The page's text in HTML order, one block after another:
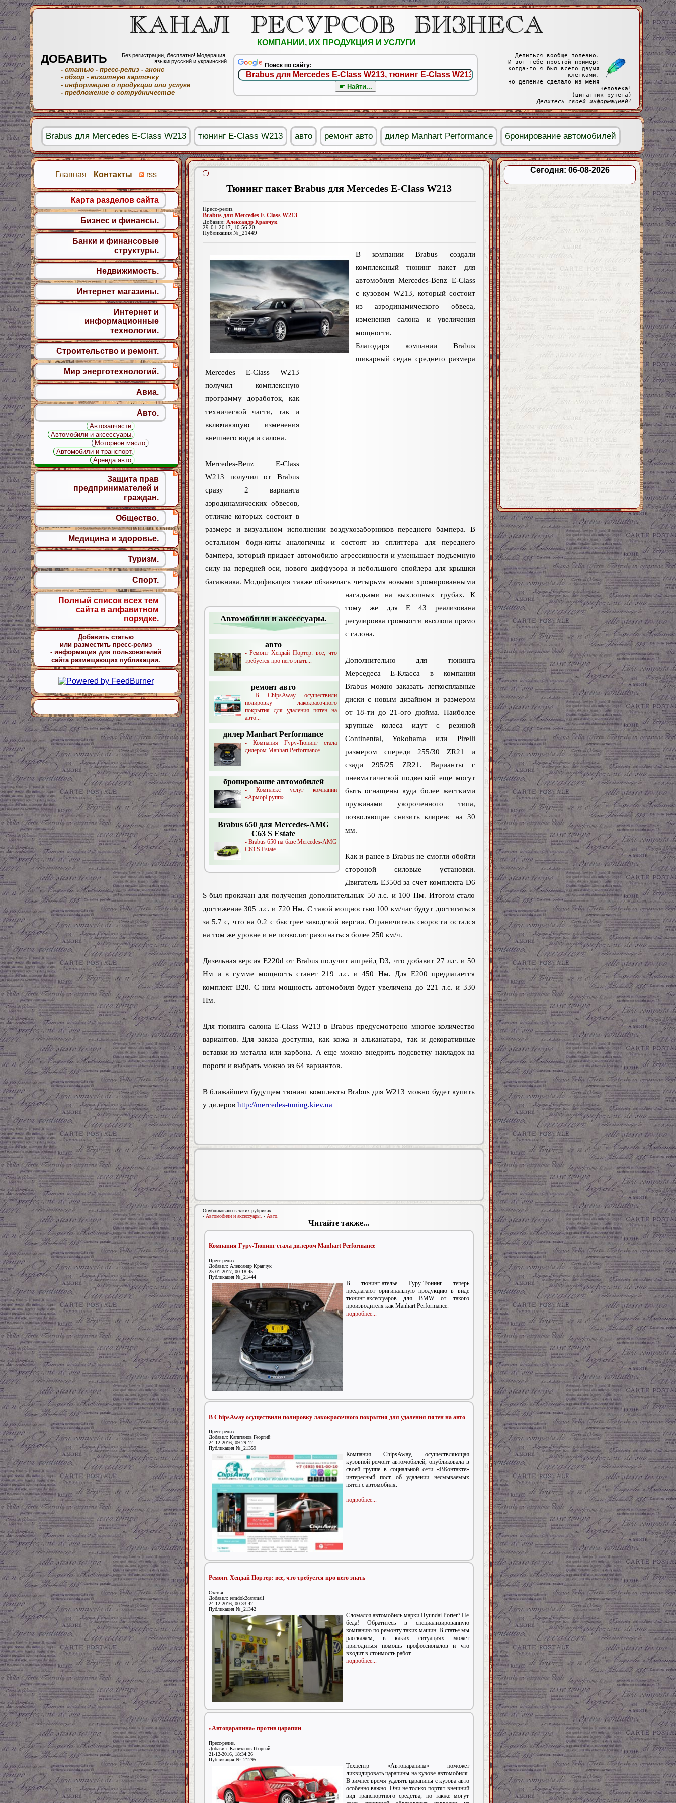
Тюнинг пакет Brabus для Mercedes E-Class W213
Пресс-релиз.
Brabus для Mercedes E-Class W213
Добавил: Александр Кравчук
29-01-2017, 10:56:20
Публикация №_21449
Автомобили и аксессуары.
авто
- Ремонт Хендай Портер: все, что
требуется про него знать...
ремонт авто
- В ChipsAway осуществили
полировку лакокрасочного
покрытия для удаления пятен на
авто...
дилер Manhart Performance
- Компания Гуру-Тюнинг стала
дилером Manhart Performance...
бронирование автомобилей
- Комплекс услуг компании
«АрморГрупп»...
Brabus 650 для Mercedes-AMG
C63 S Estate
- Brabus 650 на базе Mercedes-AMG
C63 S Estate...
В компании Brabus создали
комплексный тюнинг пакет для
автомобиля Mercedes-Benz E-Class
с кузовом W213, который состоит
из аэродинамического обвеса,
изменения салона и увеличения
мощности.
Благодаря компании Brabus
шикарный седан среднего размера
Mercedes E-Class W213
получил комплексную
программу доработок, как
технической части, так и
включающую изменения
внешнего вида и салона.
Mercedes-Benz E-Class
W213 получил от Brabus
сразу 2 варианта
аэродинамических обвесов,
отличие которых состоит в
размере и визуальном исполнении воздухозаборников переднего бампера. В
остальном боди-киты аналогичны и состоят из сплиттера для переднего
бампера, который придает автомобилю агрессивности и уменьшает подъемную
силу на передней оси, нового диффузора и небольшого спойлера для крышки
багажника. Модификация также обзавелась четырьмя новыми хромированными
насадками на выхлопных трубах. К
тому же для E 43 реализована
регулировка громкости выхлопа прямо
с салона.
Дополнительно для тюнинга
Мерседеса Е-Класса в компании
Brabus можно заказать легкосплавные
диски с новым дизайном и размером
от 18-ти до 21-ого дюйма. Наиболее
крупные колеса идут с резиной
Continental, Yokohama или Pirelli
размером спереди 255/30 ZR21 и
сзади 295/25 ZR21. Варианты с
пневматической подвеской еще могут
быть оснащены куда более жесткими
пружинами укороченного типа,
позволяющие снизить клиренс на 30
мм.
Как и ранее в Brabus не смогли обойти
стороной силовые установки.
Двигатель E350d за счет комплекта D6
S был прокачан для получения дополнительных 50 л.с. и 100 Нм. Итогом стало
достижение 305 л.с. и 720 Нм. С такой мощностью 100 км/час будут достигаться
за 5.7 с, что на 0.2 с быстрее заводской версии. Ограничитель скорости остался
на том же уровне и не позволит разогнаться более 250 км/ч.
Дизельная версия E220d от Brabus получит апгрейд D3, что добавит 27 л.с. и 50
Нм и в сумме мощность станет 219 л.с. и 450 Нм. Для E200 предлагается
комплект B20. С ним мощность автомобиля будет увеличена до 221 л.с. и 330
Нм.
Для тюнинга салона E-Class W213 в Brabus предусмотрено многое количество
вариантов. Для заказа доступна, как кожа и альканатара, так и декоративные
вставки из металла или карбона. А еще можно внедрить подсветку накладок на
пороги и выбрать можно из 64 вариантов.
В ближайшем будущем тюнинг комплекты Brabus для W213 можно будет купить
у дилеров http://mercedes-tuning.kiev.ua
Опубликовано в таких рубриках:
- Автомобили и аксессуары. - Авто.
Читайте также...
Компания Гуру-Тюнинг стала дилером Manhart Performance
Пресс-релиз.
Добавил: Александр Кравчук
25-01-2017, 00:18:45
Публикация №_21444
В тюнинг-ателье Гуру-Тюнинг теперь
предлагают оригинальную продукцию в виде
тюнинг-аксессуаров для BMW от такого
производителя как Manhart Performance.
подробнее...
В ChipsAway осуществили полировку лакокрасочного покрытия для удаления пятен на авто
Пресс-релиз.
Добавил: Капитанов Георгий
24-12-2016, 09:29:12
Публикация №_21359
Компания ChipsAway, осуществляющая
кузовной ремонт автомобилей, опубликовала в
своей группе в социальной сети «ВКонтакте»
интересный пост об удалении несмываемых
пятен с автомобиля.
подробнее...
Ремонт Хендай Портер: все, что требуется про него знать
Статья.
Добавил: remdok2caramail
24-12-2016, 00:33:42
Публикация №_21342
Сломался автомобиль марки Hyundai Porter? Не
беда! Обратитесь в специализированную
компанию по ремонту таких машин. В статье мы
расскажем, в каких ситуациях может
пригодиться помощь профессионалов и что
входит в стоимость работ.
подробнее...
«Автоцарапина» против царапин
Пресс-релиз.
Добавил: Капитанов Георгий
21-12-2016, 18:34:26
Публикация №_21295
Техцентр «Автоцарапина» поможет
ликвидировать царапины на кузове автомобиля.
В зимнее время удалять царапины с кузова авто
особенно важно. Они не только портят внешний
вид транспортного средства, но также могут
Сегодня: 06-08-2026
Главная Контакты rss
Карта разделов сайта
Бизнес и финансы.
Банки и финансовые
структуры.
Недвижимость.
Интернет магазины.
Интернет и
информационные
технологии.
Строительство и ремонт.
Мир энерготехнологий.
Авиа.
Авто.
Автозапчасти.
Автомобили и аксессуары.
Моторное масло.
Автомобили и транспорт.
Аренда авто.
Защита прав
предпринимателей и
граждан.
Общество.
Медицина и здоровье.
Туризм.
Спорт.
Полный список всех тем
сайта в алфавитном
порядке.
Добавить статью
или разместить пресс-релиз
- информация для пользователей
сайта размещающих публикации.
КОМПАНИИ, ИХ ПРОДУКЦИЯ И УСЛУГИ
ДОБАВИТЬ
Без регистрации, бесплатно! Модерация.
языки русский и украинский
- статью - пресс-релиз - анонс
- обзор - визитную карточку
- информацию о продукции или услуге
- предложение о сотрудничестве
Поиск по сайту:
Делиться вообще полезно.
И вот тебе простой пример:
когда-то я был всего двумя
клетками,
но деление сделало из меня
человека!
(цитатник рунета)
Делитесь своей информацией!
Brabus для Mercedes E-Class W213 тюнинг E-Class W213 авто ремонт авто дилер Manhart Performance бронирование автомобилей